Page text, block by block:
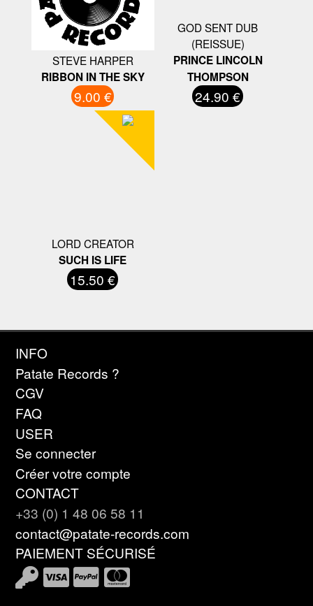
STEVE HARPER
RIBBON IN THE SKY
9.00 €
GOD SENT DUB
(REISSUE)
PRINCE LINCOLN
THOMPSON
24.90 €
LORD CREATOR
SUCH IS LIFE
15.50 €
INFO
Patate Records ?
CGV
FAQ
USER
Se connecter
Créer votre compte
CONTACT
+33 (0) 1 48 06 58 11
contact@patate-records.com
PAIEMENT SÉCURISÉ